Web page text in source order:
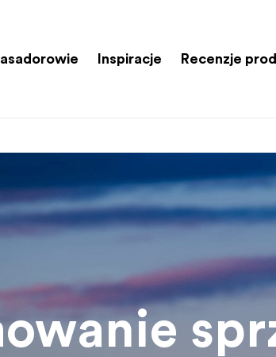
Inspiracje Recenzje